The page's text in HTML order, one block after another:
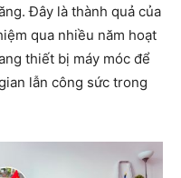
Đây là thành quả của
qua nhiều năm hoạt
thiết bị máy móc để
lẫn công sức trong